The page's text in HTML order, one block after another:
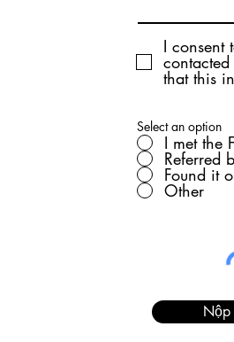
I consent
that this
Select an option
I met the
Referred
Found it
Other
Nộp